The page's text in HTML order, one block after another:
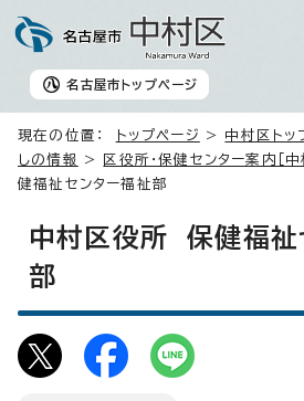
名古屋市 トップページ
現在の位置： トップページ > 中村区トッ
しの情報
> 区役所・保健センター案内［中
健福祉センター福祉部
中村区役所 保健福祉
部